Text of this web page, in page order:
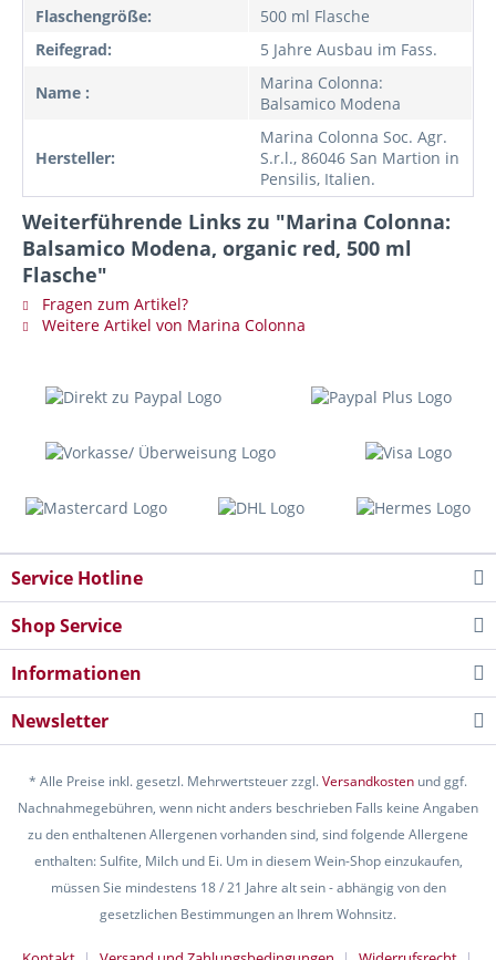
Flaschengröße:
500 ml Flasche
Reifegrad:
5 Jahre Ausbau im Fass.
Name :
Marina Colonna:
Balsamico Modena
Hersteller:
Marina Colonna Soc. Agr.
S.r.l., 86046 San Martion in
Pensilis, Italien.
Weiterführende Links zu "Marina Colonna:
Balsamico Modena, organic red, 500 ml
Flasche"
Fragen zum Artikel?
Weitere Artikel von Marina Colonna
Service Hotline
Shop Service
Informationen
Newsletter
* Alle Preise inkl. gesetzl. Mehrwertsteuer zzgl.Versandkosten und ggf.
Nachnahmegebühren, wenn nicht anders beschrieben Falls keine Angaben
zu den enthaltenen Allergenen vorhanden sind, sind folgende Allergene
enthalten: Sulfite, Milch und Ei. Um in diesem Wein-Shop einzukaufen,
müssen Sie mindestens 18 / 21 Jahre alt sein - abhängig von den
gesetzlichen Bestimmungen an Ihrem Wohnsitz.